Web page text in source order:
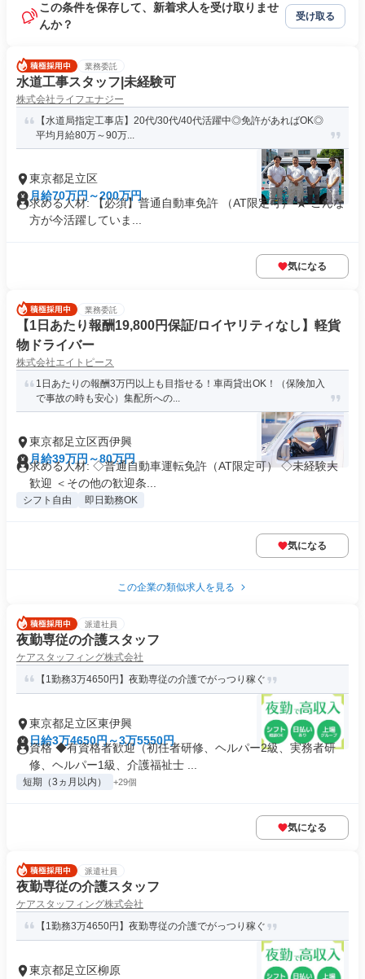
この条件を保存して、新着求人を受け取りませ
んか？
受け取る
業務委託
水道工事スタッフ|未経験可
株式会社ライフエナジー
【水道局指定工事店】20代/30代/40代活躍中◎免許があればOK◎
平均月給80万～90万...
東京都足立区
月給70万円～200万円
求める人材: 【必須】普通自動車免許 （AT限定可） ★ こんな
方が今活躍していま...
気になる
業務委託
【1日あたり報酬19,800円保証/ロイヤリティなし】軽貨
物ドライバー
株式会社エイトピース
1日あたりの報酬3万円以上も目指せる！車両貸出OK！（保険加入
で事故の時も安心）集配所への...
東京都足立区西伊興
月給39万円～80万円
求める人材: ◇普通自動車運転免許（AT限定可） ◇未経験大
歓迎 ＜その他の歓迎条...
シフト自由 即日勤務OK
気になる
この企業の類似求人を見る
派遣社員
夜勤専従の介護スタッフ
ケアスタッフィング株式会社
【1勤務3万4650円】夜勤専従の介護でがっつり稼ぐ
東京都足立区東伊興
日給3万4650円～3万5550円
資格 ◆有資格者歓迎（初任者研修、ヘルパー2級、実務者研
修、ヘルパー1級、介護福祉士 ...
短期（3ヵ月以内） +29個
気になる
派遣社員
夜勤専従の介護スタッフ
ケアスタッフィング株式会社
【1勤務3万4650円】夜勤専従の介護でがっつり稼ぐ
東京都足立区柳原